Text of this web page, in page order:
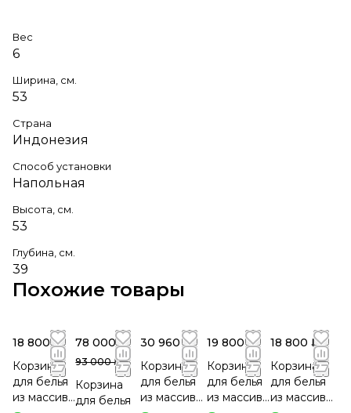
Вес
6
Ширина, см.
53
Страна
Индонезия
Способ установки
Напольная
Высота, см.
53
Глубина, см.
39
Похожие товары
18 800 ₽
Корзина
для белья
из массива
78 000 ₽
93 000 ₽
Корзина
для белья
30 960 ₽
Корзина
для белья
из массива
19 800 ₽
Корзина
для белья
из массива
18 800 ₽
Корзина
для белья
из массива